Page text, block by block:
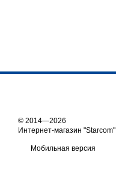
© 2014—2026
Интернет-магазин "Starcom"
Мобильная версия